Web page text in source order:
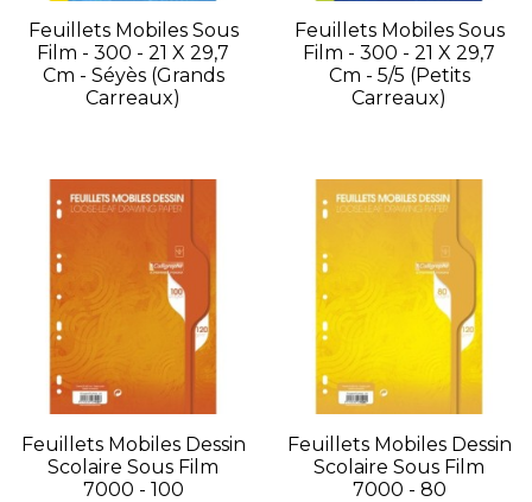
Feuillets Mobiles Sous
Film - 300 - 21 X 29,7
Cm - Séyès (grands
Carreaux)
Feuillets Mobiles Sous
Film - 300 - 21 X 29,7
Cm - 5/5 (petits
Carreaux)
Feuillets Mobiles Dessin
Scolaire Sous Film
7000 - 100
Feuillets Mobiles Dessin
Scolaire Sous Film
7000 - 80